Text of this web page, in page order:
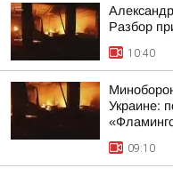
Разбор
10:40
Украине:
09:10